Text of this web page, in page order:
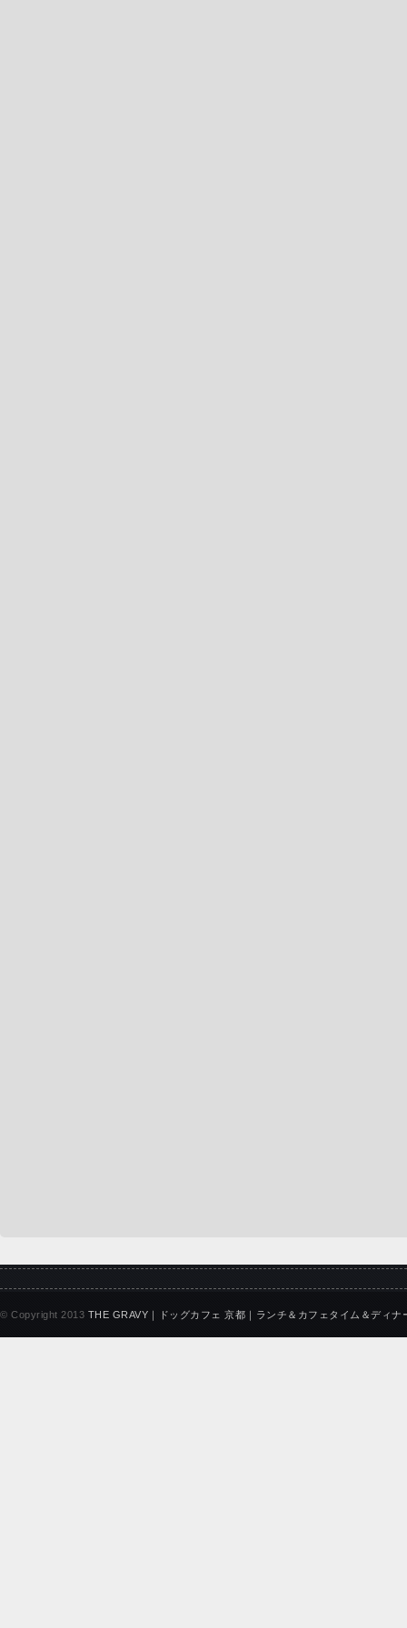
© Copyright 2013 THE GRAVY｜ドッグカフェ 京都｜ランチ＆カフェタイム＆ディナ